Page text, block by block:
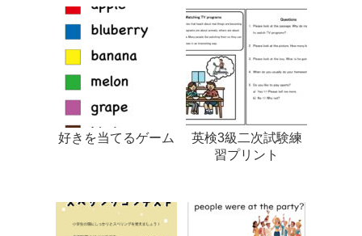
好きを当てるゲーム
英検3級二次試験練
習プリント